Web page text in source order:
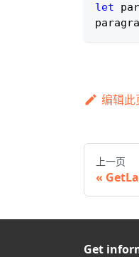
let
编辑此
上一页
Get